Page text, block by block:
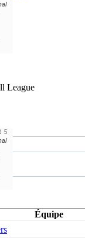
5
League
Équipe